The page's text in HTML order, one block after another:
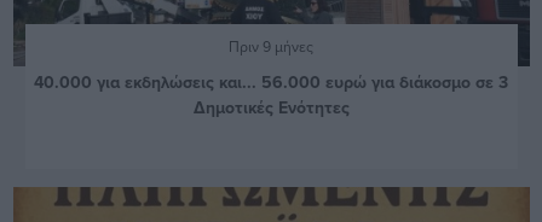
Πριν 9 μήνες
40.000 για εκδηλώσεις και... 56.000 ευρώ για διάκοσμο σε 3
Δημοτικές Ενότητες